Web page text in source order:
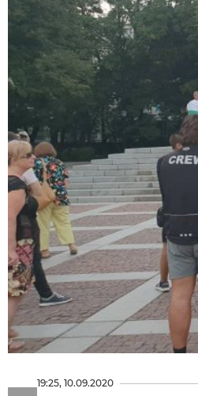
19:25, 10.09.2020